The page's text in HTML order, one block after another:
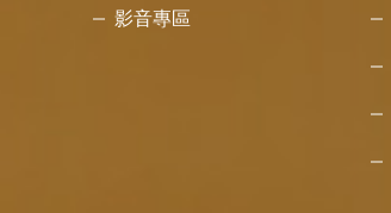
影音專區